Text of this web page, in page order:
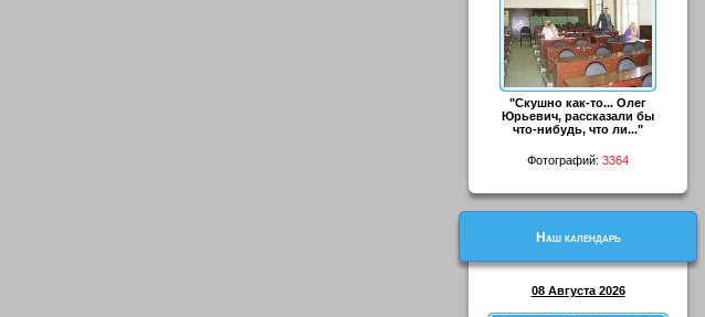
"Скушно как-то... Олег
Юрьевич, рассказали бы
что-нибудь, что ли..."
Фотографий: 3364
Наш календарь
08 Августа 2026